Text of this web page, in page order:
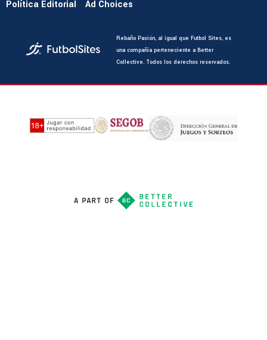
Política Editorial
Ad Choices
Rebaño Pasión, al igual que Futbol Sites, es
una compañía perteneciente a Better
Collective. Todos los derechos reservados.